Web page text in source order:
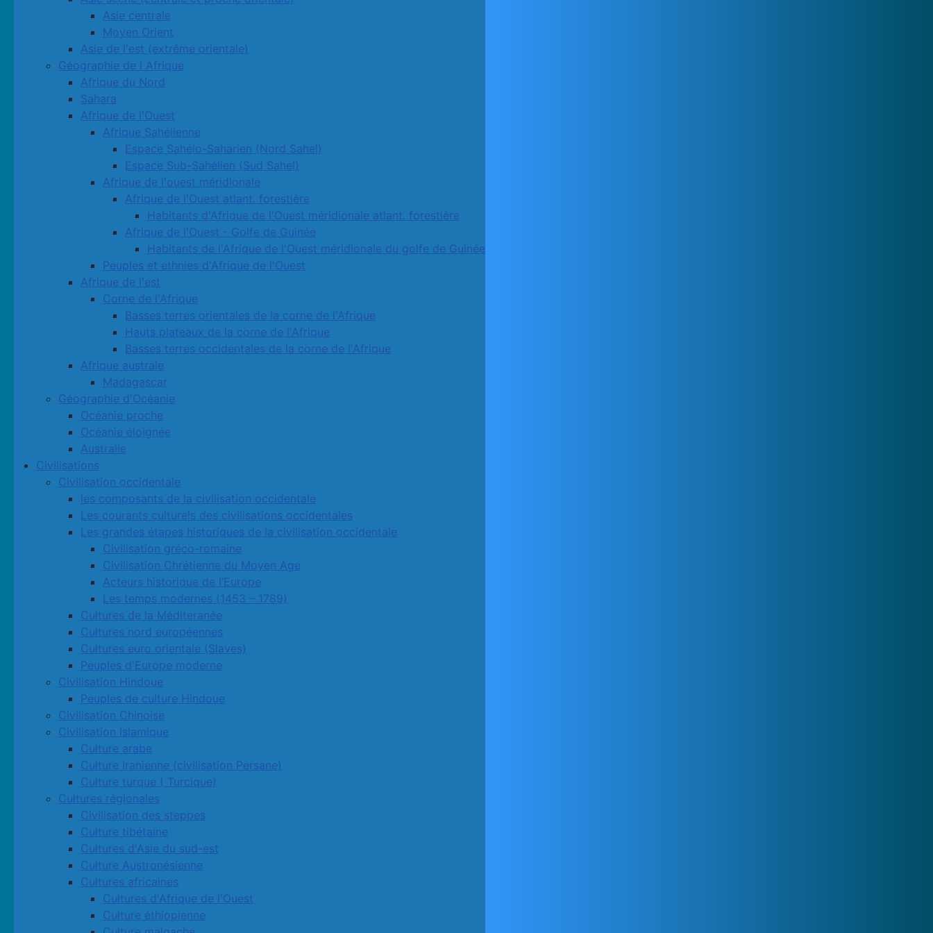
Asie centrale
Moyen Orient
Asie de l'est (extrême orientale)
Géographie de l Afrique
Afrique du Nord
Sahara
Afrique de l'Ouest
Afrique Sahélienne
Espace Sahélo-Saharien (Nord Sahel)
Espace Sub-Sahélien (Sud Sahel)
Afrique de l'ouest méridionale
Afrique de l'Ouest atlant. forestière
Habitants d'Afrique de l'Ouest méridionale atlant. forestière
Afrique de l'Ouest - Golfe de Guinée
Habitants de l'Afrique de l'Ouest méridionale du golfe de Guinée
Peuples et ethnies d'Afrique de l'Ouest
Afrique de l'est
Corne de l'Afrique
Basses terres orientales de la corne de l'Afrique
Hauts plateaux de la corne de l'Afrique
Basses terres occidentales de la corne de l'Afrique
Afrique australe
Madagascar
Géographie d'Océanie
Océanie proche
Océanie éloignée
Australie
Civilisations
Civilisation occidentale
les composants de la civilisation occidentale
Les courants culturels des civilisations occidentales
Les grandes étapes historiques de la civilisation occidentale
Civilisation gréco-romaine
Civilisation Chrétienne du Moyen Age
Acteurs historique de l’Europe
Les temps modernes (1453 – 1789)
Cultures de la Méditeranée
Cultures nord européennes
Cultures euro orientale (Slaves)
Peuples d'Europe moderne
Civilisation Hindoue
Peuples de culture Hindoue
Civilisation Chinoise
Civilisation Islamique
Culture arabe
Culture Iranienne (civilisation Persane)
Culture turque ( Turcique)
Cultures régionales
Civilisation des steppes
Culture tibétaine
Cultures d'Asie du sud-est
Culture Austronésienne
Cultures africaines
Cultures d'Afrique de l'Ouest
Culture éthiopienne